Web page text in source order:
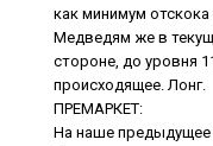
как минимум отскока
Медведям же в
стороне, до уровня
происходящее. Лонг.
ПРЕМАРКЕТ:
На наше предыдущее